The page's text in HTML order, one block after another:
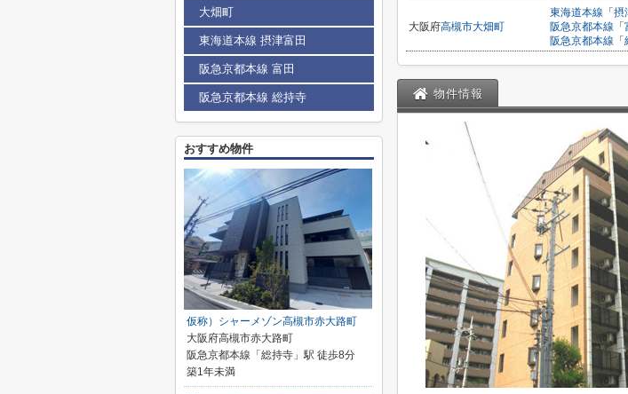
大阪府高槻市大畑町
東海道本線 「 摂
阪急京都本線 「
阪急京都本線 「
物件情報
大畑町
東海道本線 摂津富田
阪急京都本線 富田
阪急京都本線 総持寺
おすすめ物件
仮称）シャーメゾン高槻市赤大路町
大阪府高槻市赤大路町
阪急京都本線「総持寺」駅 徒歩8分
築1年未満